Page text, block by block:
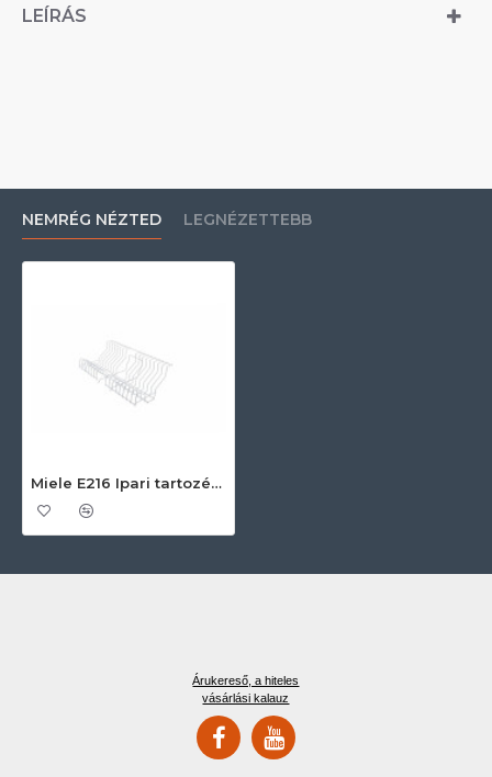
LEÍRÁS
NEMRÉG NÉZTED LEGNÉZETTEBB
Miele E216 Ipari tartozékok
Árukereső, a hiteles
vásárlási kalauz